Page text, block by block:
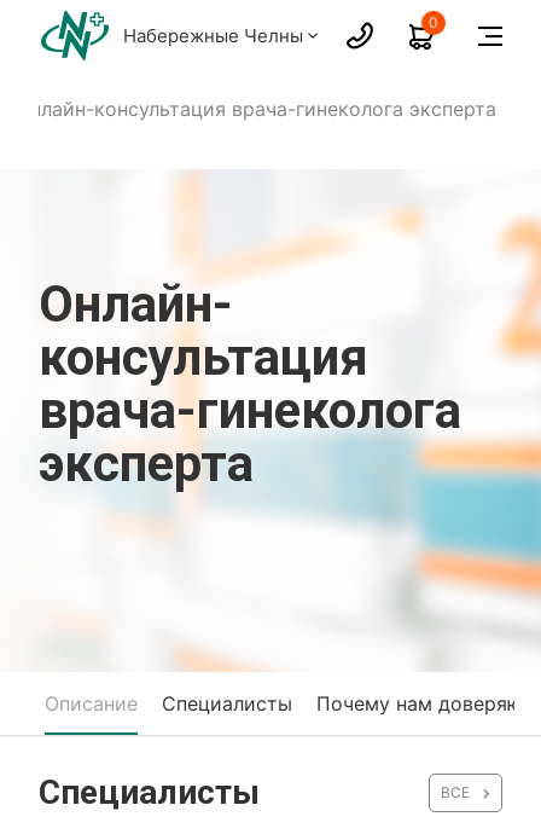
Набережные Челны
0
Онлайн-консультация врача-гинеколога эксперта
Онлайн-
консультация
врача-гинеколога
эксперта
Описание Специалисты Почему нам доверяют
Специалисты ВСЕ